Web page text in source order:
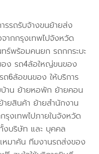
รรถรับจ้างขนย้ายส่ง
ากกรุงเทพไปจังหวัด
ร์พร้อมคนยก รถกกระบะ
ง รถ4ล้อใหญ่ขนของ
ถ6ล้อขนของ ให้บริการ
าน ย้ายหอพัก ย้ายคอน
ายสินค้า ย้ายสำนักงาน
รุงเทพไปภายในจังหวัด
งบริษัท และ บุคคล
หมาคัน ทีมงานรถส่งของ